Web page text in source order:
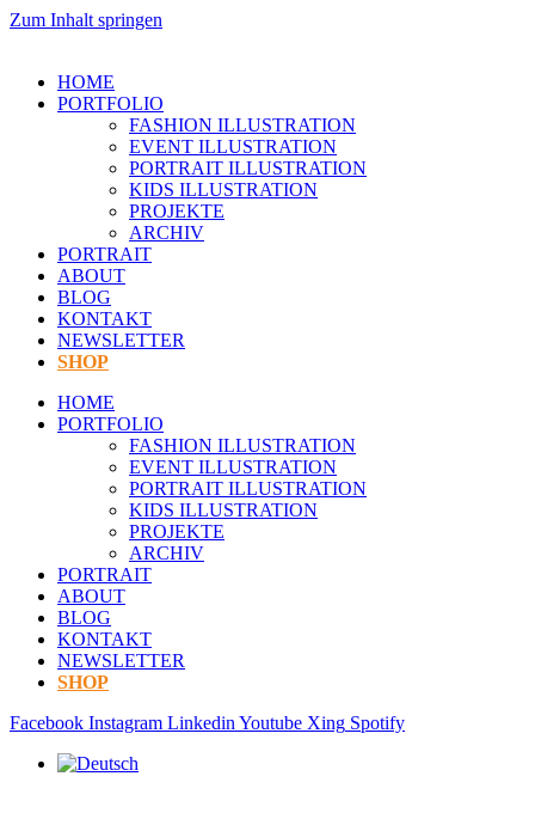
Zum Inhalt springen
HOME
PORTFOLIO
FASHION ILLUSTRATION
EVENT ILLUSTRATION
PORTRAIT ILLUSTRATION
KIDS ILLUSTRATION
PROJEKTE
ARCHIV
PORTRAIT
ABOUT
BLOG
KONTAKT
NEWSLETTER
SHOP
HOME
PORTFOLIO
FASHION ILLUSTRATION
EVENT ILLUSTRATION
PORTRAIT ILLUSTRATION
KIDS ILLUSTRATION
PROJEKTE
ARCHIV
PORTRAIT
ABOUT
BLOG
KONTAKT
NEWSLETTER
SHOP
Facebook Instagram Linkedin Youtube Xing Spotify